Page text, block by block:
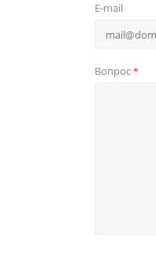
E-mail
Вопрос*